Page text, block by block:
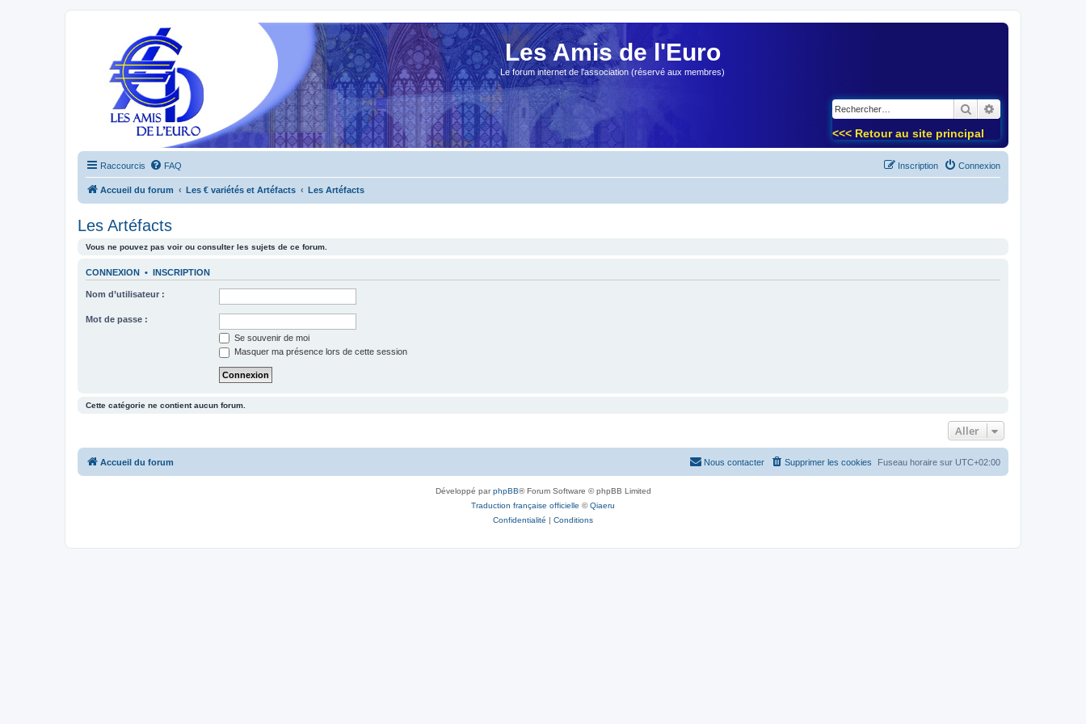
Les Amis de l'Euro
Le forum internet de l'association (réservé aux membres)
Rechercher
<<< Retour au site principal
Raccourcis FAQ Connexion
Inscription
Accueil du forum Les € variétés et Artéfacts Les Artéfacts
Les Artéfacts
Vous ne pouvez pas voir ou consulter les sujets de ce forum.
CONNEXION • INSCRIPTION
Nom d’utilisateur :
Mot de passe :
Se souvenir de moi
Masquer ma présence lors de cette session
Cette catégorie ne contient aucun forum.
Aller
Accueil du forum Fuseau horaire sur UTC+02:00
Supprimer les cookies
Nous contacter
Développé parphpBB® Forum Software © phpBB Limited
Traduction française officielle ©Qiaeru
Confidentialité | Conditions